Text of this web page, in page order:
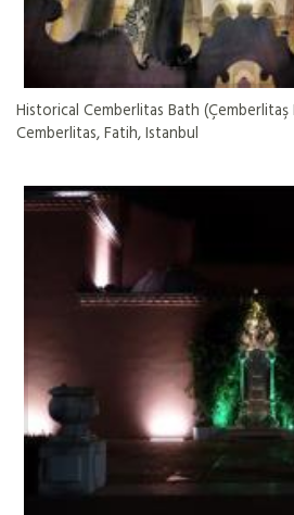
Historical Cemberlitas Bath (Çemberlitaş
Cemberlitas, Fatih, Istanbul